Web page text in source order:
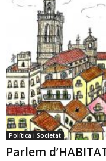
Política i Societat
Parlem